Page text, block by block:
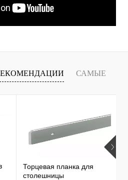
САМЫЕ
ТОВАРЫ
Торцевая планка для
столешницы